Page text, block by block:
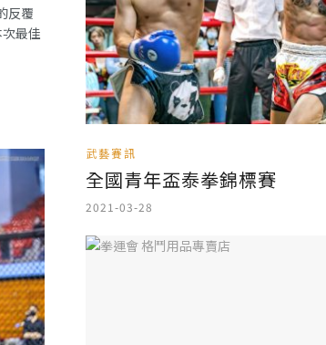
反覆
最佳
武藝賽訊
全國青年盃泰拳錦標賽
2021-03-28